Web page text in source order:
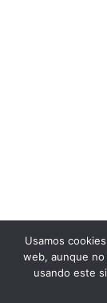
Usamos
web, aunque no
usando este